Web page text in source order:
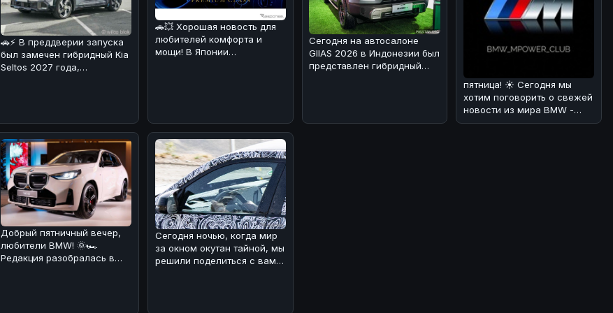
🚗⚡ В преддверии запуска
был замечен гибридный Kia
Seltos 2027 года,
🚗💥 Хорошая новость для
любителей комфорта и
мощи! В Японии
Сегодня на автосалоне
GIIAS 2026 в Индонезии был
представлен гибридный
пятница! ☀️ Сегодня мы
хотим поговорить о свежей
новости из мира BMW -
люксовом SUV X7 Individual
Добрый пятничный вечер,
любители BMW! 🌞🏎
Редакция разобралась в
Сегодня ночью, когда мир
за окном окутан тайной, мы
решили поделиться с вами